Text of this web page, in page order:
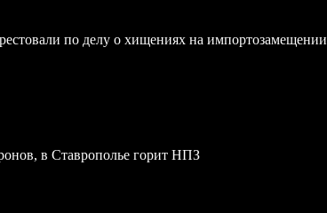
по делу о хищениях на импортозамещении
в Ставрополье горит НПЗ